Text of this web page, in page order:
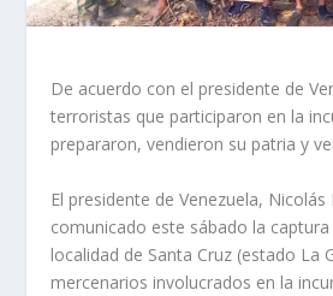
De acuerdo con el presidente de
terroristas que participaron en la
prepararon, vendieron su patria y
El presidente de Venezuela,
comunicado este sábado la captura
localidad de Santa Cruz (estado La
mercenarios involucrados en la